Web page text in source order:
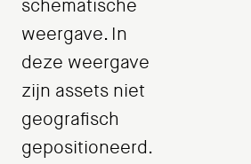
schematische
weergave. In
deze weergave
zijn assets niet
geografisch
gepositioneerd.